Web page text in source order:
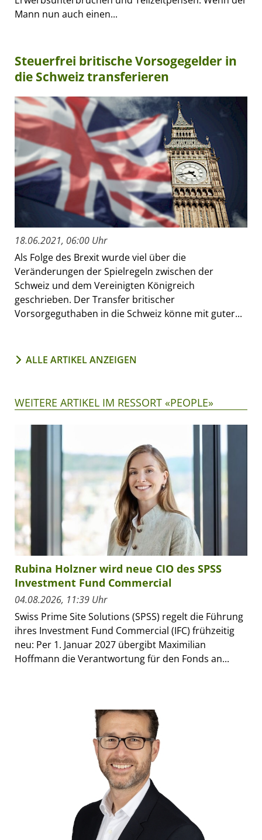
Mann nun auch einen...
Steuerfrei britische Vorsogegelder in
die Schweiz transferieren
18.06.2021, 06:00 Uhr
Als Folge des Brexit wurde viel über die
Veränderungen der Spielregeln zwischen der
Schweiz und dem Vereinigten Königreich
geschrieben. Der Transfer britischer
Vorsorgeguthaben in die Schweiz könne mit guter...
ALLE ARTIKEL ANZEIGEN
WEITERE ARTIKEL IM RESSORT «PEOPLE»
Rubina Holzner wird neue CIO des SPSS
Investment Fund Commercial
04.08.2026, 11:39 Uhr
Swiss Prime Site Solutions (SPSS) regelt die Führung
ihres Investment Fund Commercial (IFC) frühzeitig
neu: Per 1. Januar 2027 übergibt Maximilian
Hoffmann die Verantwortung für den Fonds an...